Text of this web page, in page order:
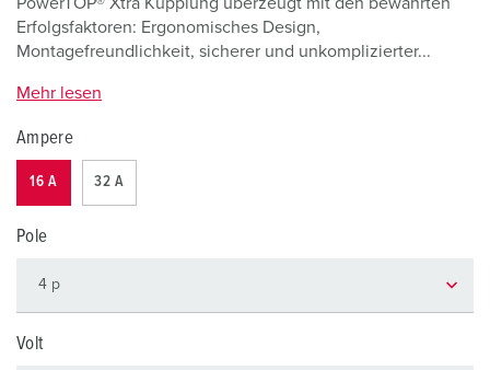
Erfolgsfaktoren: Ergonomisches Design,
Montagefreundlichkeit, sicherer und unkomplizierter...
Mehr lesen
Ampere
16 A 32 A
Pole
Volt